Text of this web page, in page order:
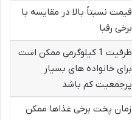
قیمت نسبتاً بالا در مقایسه با
برخی رقبا
ظرفیت 1 کیلوگرمی ممکن است
برای خانواده های بسیار
پرجمعیت کم باشد
زمان پخت برخی غذاها ممکن